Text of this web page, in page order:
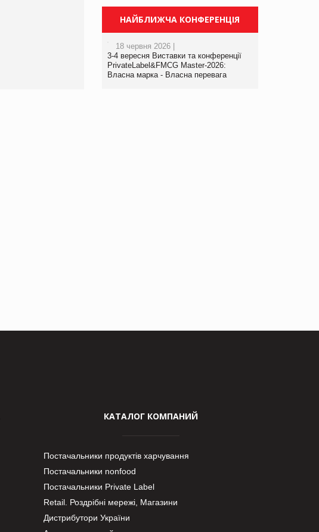
Брагина Людмила
Просування компанії на
www.trademaster.ua.
правила. Особливості.
НАЙБЛИЖЧА КОНФЕРЕНЦІЯ
18 червня 2026 |
3-4 вересня Виставки та конференції
PrivateLabel&FMCG Master-2026:
Власна марка - Власна перевага
КАТАЛОГ КОМПАНИЙ
Постачальники продуктів харчування
Постачальники nonfood
Постачальники Private Label
Retail. Роздрібні мережі, Магазини
Дистрибутори України